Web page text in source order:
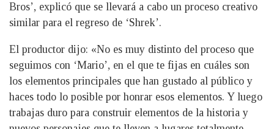
Bros’, explicó que se llevará a cabo un proceso creativo
similar para el regreso de ‘Shrek’.
El productor dijo: «No es muy distinto del proceso que
seguimos con ‘Mario’, en el que te fijas en cuáles son
los elementos principales que han gustado al público y
haces todo lo posible por honrar esos elementos. Y luego
trabajas duro para construir elementos de la historia y